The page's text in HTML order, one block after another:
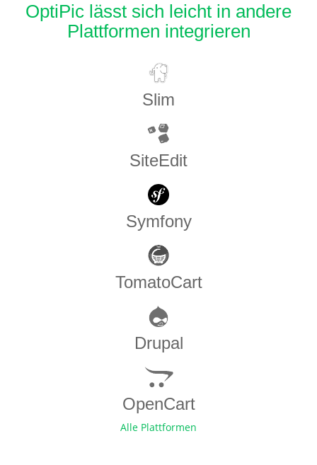
OptiPic lässt sich leicht in andere
Plattformen integrieren
Slim
SiteEdit
Symfony
TomatoCart
Drupal
OpenCart
Alle Plattformen